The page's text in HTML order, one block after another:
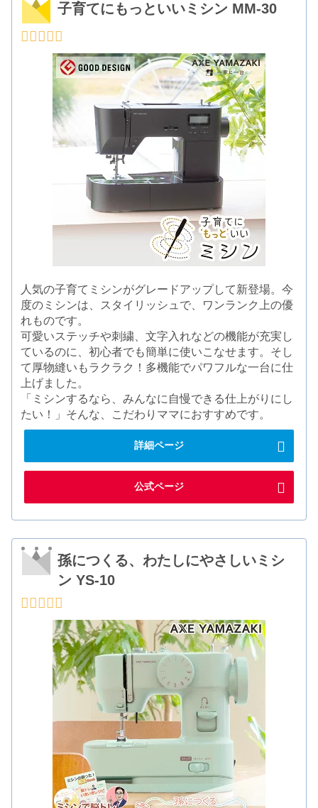
子育てにもっといいミシン MM-30
人気の子育てミシンがグレードアップして新登場。今
度のミシンは、スタイリッシュで、ワンランク上の優
れものです。
可愛いステッチや刺繍、文字入れなどの機能が充実し
ているのに、初心者でも簡単に使いこなせます。そし
て厚物縫いもラクラク！多機能でパワフルな一台に仕
上げました。
「ミシンするなら、みんなに自慢できる仕上がりにし
たい！」そんな、こだわりママにおすすめです。
詳細ページ
公式ページ
孫につくる、わたしにやさしいミシ
ン YS-10